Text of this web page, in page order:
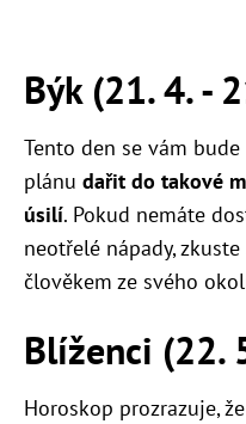
Býk (21. 4. -
Tento den se vám
plánu dařit do takové
úsilí. Pokud nemáte
neotřelé nápady,
člověkem ze svého
Blíženci (22.
Horoskop prozrazuje,